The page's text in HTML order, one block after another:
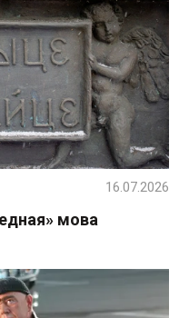
мова
16.07.2026